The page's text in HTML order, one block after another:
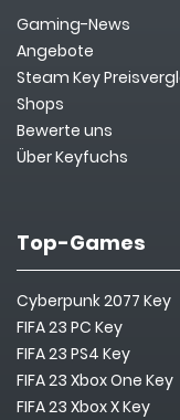
Gaming-News
Angebote
Steam Key
Shops
Bewerte uns
Über Keyfuchs
Top-Games
Cyberpunk 2077 Key
FIFA 23 PC Key
FIFA 23 PS4 Key
FIFA 23 Xbox One Key
FIFA 23 Xbox X Key